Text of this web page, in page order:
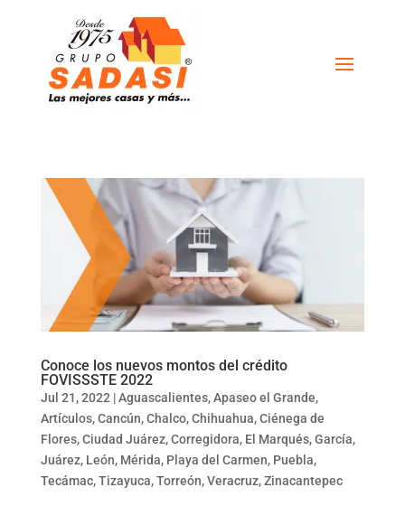
Conoce los nuevos montos del crédito
FOVISSSTE 2022
Jul 21, 2022|Aguascalientes,Apaseo el Grande,
Artículos,Cancún,Chalco,Chihuahua,Ciénega de
Flores,Ciudad Juárez,Corregidora, El Marqués,García,
Juárez, León, Mérida, Playa del Carmen, Puebla,
Tecámac,Tizayuca,Torreón,Veracruz,Zinacantepec